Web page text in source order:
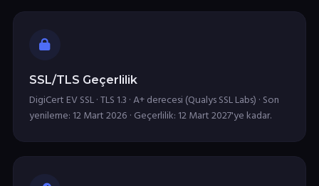
SSL/TLS Geçerlilik
DigiCert EV SSL · TLS 1.3 · A+ derecesi (Qualys SSL Labs) · Son
yenileme: 12 Mart 2026 · Geçerlilik: 12 Mart 2027'ye kadar.